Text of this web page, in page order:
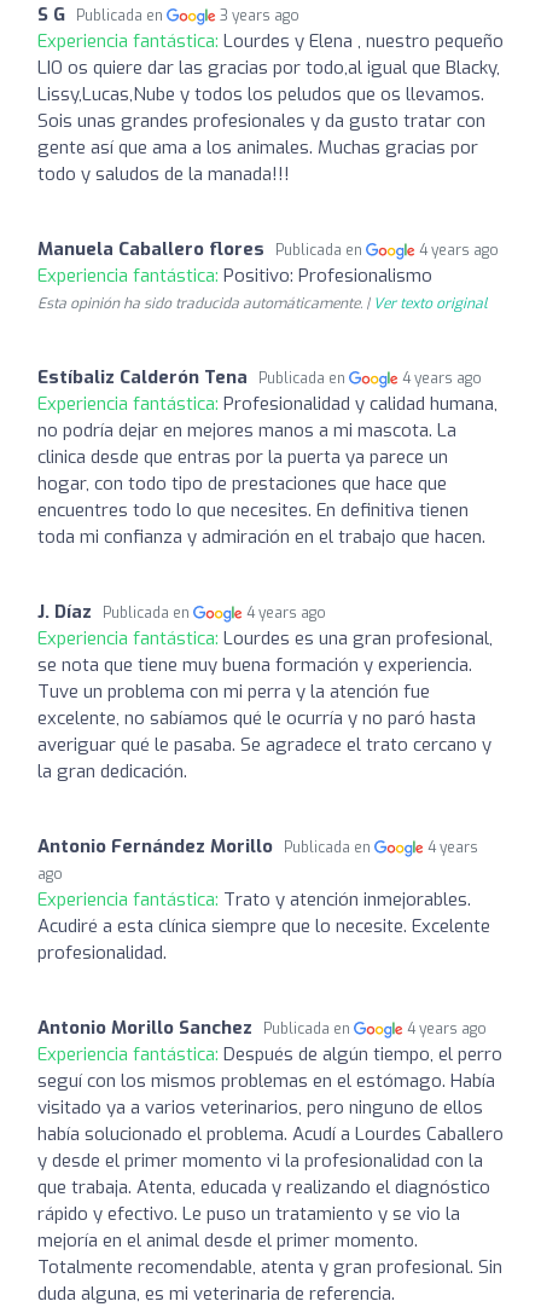
S G Publicada en 3 years ago
Experiencia fantástica: Lourdes y Elena , nuestro pequeño
LIO os quiere dar las gracias por todo,al igual que Blacky,
Lissy,Lucas,Nube y todos los peludos que os llevamos.
Sois unas grandes profesionales y da gusto tratar con
gente así que ama a los animales. Muchas gracias por
todo y saludos de la manada!!!
Manuela Caballero flores Publicada en 4 years ago
Experiencia fantástica: Positivo: Profesionalismo
Esta opinión ha sido traducida automáticamente. | Ver texto original
Estíbaliz Calderón Tena Publicada en 4 years ago
Experiencia fantástica: Profesionalidad y calidad humana,
no podría dejar en mejores manos a mi mascota. La
clinica desde que entras por la puerta ya parece un
hogar, con todo tipo de prestaciones que hace que
encuentres todo lo que necesites. En definitiva tienen
toda mi confianza y admiración en el trabajo que hacen.
J. Díaz Publicada en 4 years ago
Experiencia fantástica: Lourdes es una gran profesional,
se nota que tiene muy buena formación y experiencia.
Tuve un problema con mi perra y la atención fue
excelente, no sabíamos qué le ocurría y no paró hasta
averiguar qué le pasaba. Se agradece el trato cercano y
la gran dedicación.
Antonio Fernández Morillo Publicada en
4 years
ago
Experiencia fantástica: Trato y atención inmejorables.
Acudiré a esta clínica siempre que lo necesite. Excelente
profesionalidad.
Antonio Morillo Sanchez Publicada en 4 years ago
Experiencia fantástica: Después de algún tiempo, el perro
seguí con los mismos problemas en el estómago. Había
visitado ya a varios veterinarios, pero ninguno de ellos
había solucionado el problema. Acudí a Lourdes Caballero
y desde el primer momento vi la profesionalidad con la
que trabaja. Atenta, educada y realizando el diagnóstico
rápido y efectivo. Le puso un tratamiento y se vio la
mejoría en el animal desde el primer momento.
Totalmente recomendable, atenta y gran profesional. Sin
duda alguna, es mi veterinaria de referencia.